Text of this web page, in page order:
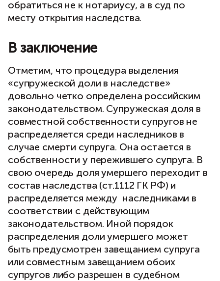
обратиться не к нотариусу, а в суд по
месту открытия наследства.
В заключение
Отметим, что процедура выделения
«супружеской доли в наследстве»
довольно четко определена российским
законодательством. Супружеская доля в
совместной собственности супругов не
распределяется среди наследников в
случае смерти супруга. Она остается в
собственности у пережившего супруга. В
свою очередь доля умершего переходит в
состав наследства (ст.1112 ГК РФ) и
распределяется между наследниками в
соответствии с действующим
законодательством. Иной порядок
распределения доли умершего может
быть предусмотрен завещанием супруга
или совместным завещанием обоих
супругов либо разрешен в судебном